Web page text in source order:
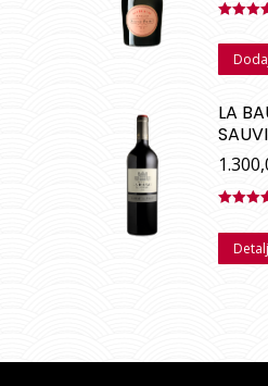
sa5.00
LA
sa5.00